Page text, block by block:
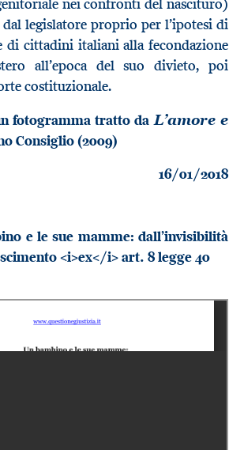
nei confronti del nascituro)
legislatore proprio per l’ipotesi di
di cittadini italiani alla fecondazione
all’epoca del suo divieto, poi
costituzionale.
fotogramma tratto daL’amore e
Consiglio (2009)
16/01/2018
e le sue mamme: dall’invisibilità
<i>ex</i> art. 8 legge 40